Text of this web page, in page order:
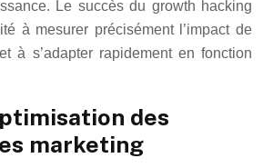
Le succès du growth hacking
à mesurer précisément l’impact de
à s’adapter rapidement en fonction
des
marketing